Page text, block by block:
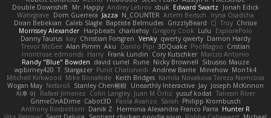
Double Downshift Mr. Happy Andrey Lebrov sbuk Edward Swartz
Jonah Edick
Wahrgrave Dom Guerrera Jazza N_COUNTER Artem Beitsch
Iryna Osadcha
Diran Bebekian Caleb Slagle Baptiste Belmudes GrizzlyBeard CJ Troy Chrisie
Morrissey Alexander Harpbeats charliehsy Gregory Cook Lulu
ExplorePolo
Danny Taurus kay Christian Forsgren Venky qwerty qwerty Damon Hardy
Trevor McGee Alan Pimm Aku Danilo Pipi 3DQuake PooMagoo Cristian
montrose edmonds Harry Frank Lundin Cory Kutschker Marcos Antonio
Randy "Blue" Bowden david curiel Rune Nicky Brownell Sibusiso Mauze
wpbirney420 T. Stargazer Punit Chaturvedi Andrew Barrie Minehow Mon1k4
Mitchell Kirkwood Mike Bonafede Keith Bridges Kamila Novakova Tereza Nemcova
Wogan May NefaroX Stanley Chen榕樹 Unearthly Interactive Jay Joseph McKinnon
지후 이
Rafael Jimenez Colin Langley Juan M Ortiz yusuf kodat Taliesin River
GrimeOnADime Cabot3D Paola Avanzo Sarah Philipp Krombusch
Anthony Rosbottom Danik Z Herminia Alexandra Franco Parra Hunter R